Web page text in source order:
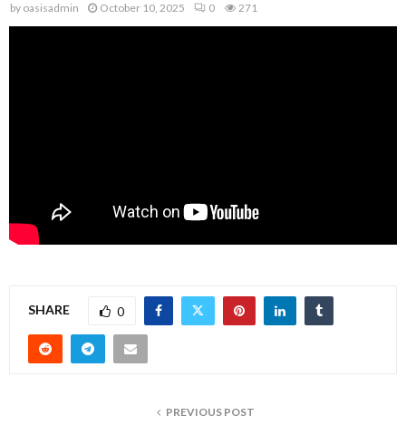
by oasisadmin October 10, 2025 0 271
SHARE 0
PREVIOUS POST